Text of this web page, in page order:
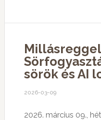
sörök és AI
2026-03-09
2026. március 09.,